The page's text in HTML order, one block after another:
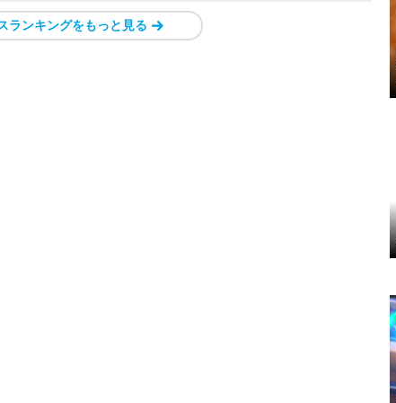
ランキングをもっと見る